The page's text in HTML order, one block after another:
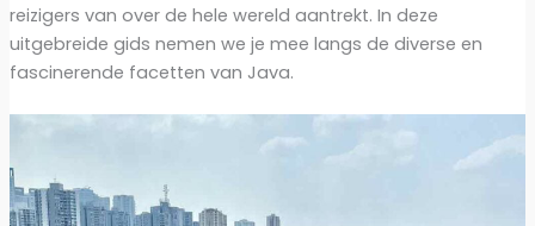
reizigers van over de hele wereld aantrekt. In deze
uitgebreide gids nemen we je mee langs de diverse en
fascinerende facetten van Java.